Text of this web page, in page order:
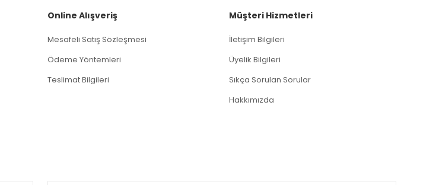
Online Alışveriş
Mesafeli Satış Sözleşmesi
Ödeme Yöntemleri
Teslimat Bilgileri
Müşteri Hizmetleri
İletişim Bilgileri
Üyelik Bilgileri
Sıkça Sorulan Sorular
Hakkımızda